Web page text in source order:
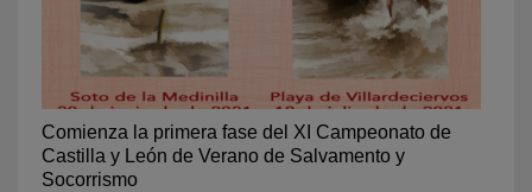
Comienza la primera fase del XI Campeonato de
Castilla y León de Verano de Salvamento y
Socorrismo